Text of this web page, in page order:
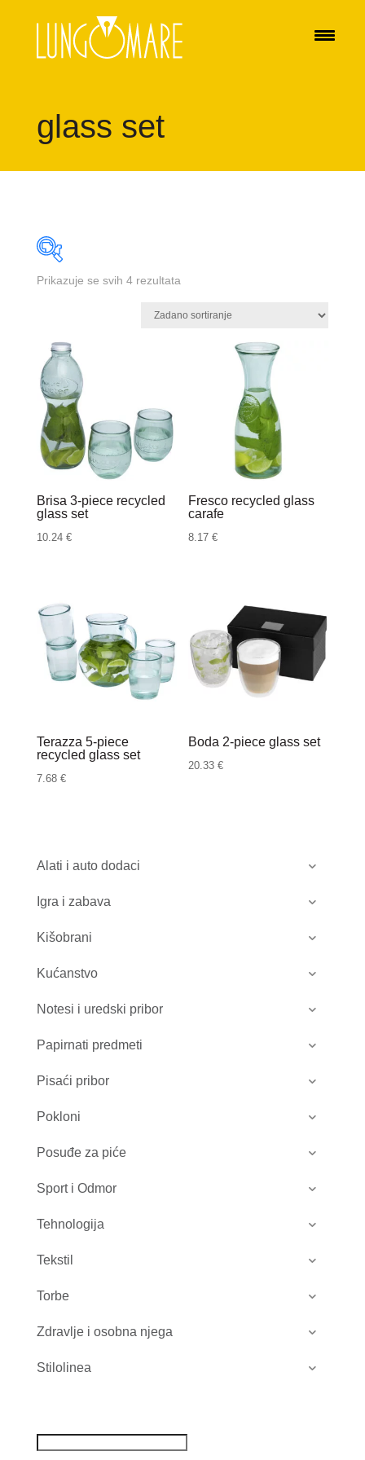
glass set
Alati i auto dodaci
Igra i zabava
Kišobrani
Kućanstvo
Notesi i uredski pribor
Papirnati predmeti
Pisaći pribor
Pokloni
Posuđe za piće
Sport i Odmor
Tehnologija
Tekstil
Torbe
Zdravlje i osobna njega
Stilolinea
Prikazuje se svih 4 rezultata
Brisa 3-piece recycled
glass set
10.24 €
Fresco recycled glass
carafe
8.17€
Terazza 5-piece
recycled glass set
7.68 €
Boda 2-piece glass set
20.33€